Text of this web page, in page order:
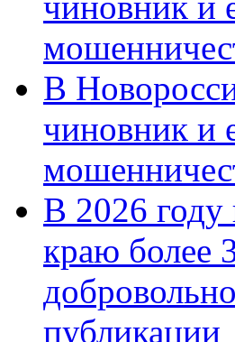
В
чиновник и
В 2026
краю более
публикации